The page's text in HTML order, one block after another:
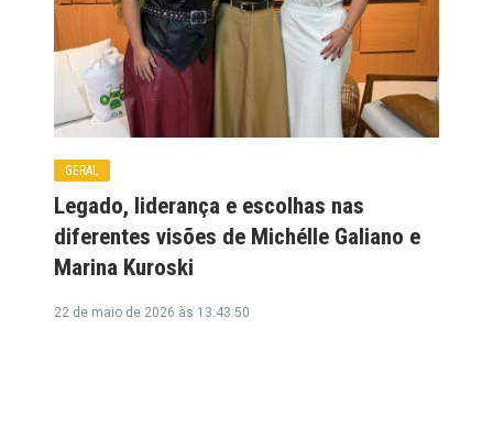
GERAL
Legado, liderança e escolhas nas
diferentes visões de Michélle Galiano e
Marina Kuroski
22 de maio de 2026 às 13:43:50